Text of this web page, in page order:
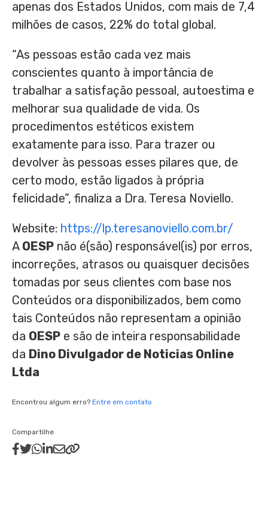
apenas dos Estados Unidos, com mais de 7,4
milhões de casos, 22% do total global.
“As pessoas estão cada vez mais
conscientes quanto à importância de
trabalhar a satisfação pessoal, autoestima e
melhorar sua qualidade de vida. Os
procedimentos estéticos existem
exatamente para isso. Para trazer ou
devolver às pessoas esses pilares que, de
certo modo, estão ligados à própria
felicidade”, finaliza a Dra. Teresa Noviello.
Website: https://lp.teresanoviello.com.br/
A OESP não é(são) responsável(is) por erros,
incorreções, atrasos ou quaisquer decisões
tomadas por seus clientes com base nos
Conteúdos ora disponibilizados, bem como
tais Conteúdos não representam a opinião
da OESP e são de inteira responsabilidade
da Dino Divulgador de Noticias Online
Ltda
Encontrou algum erro? Entre em contato
Compartilhe